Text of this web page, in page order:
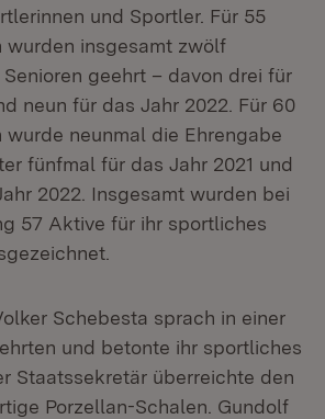
und Sportler. Für 55
wurden insgesamt zwölf
geehrt – davon drei für
neun für das Jahr 2022. Für 60
wurde neunmal die Ehrengabe
fünfmal für das Jahr 2021 und
2022. Insgesamt wurden bei
57 Aktive für ihr sportliches
Schebesta sprach in einer
und betonte ihr sportliches
Staatssekretär überreichte den
Porzellan-Schalen. Gundolf